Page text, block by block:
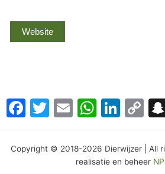
Website
Facebook
Twitter
Email
Copyright © 2018-2026 Dierwijzer | All
realisatie en beheer